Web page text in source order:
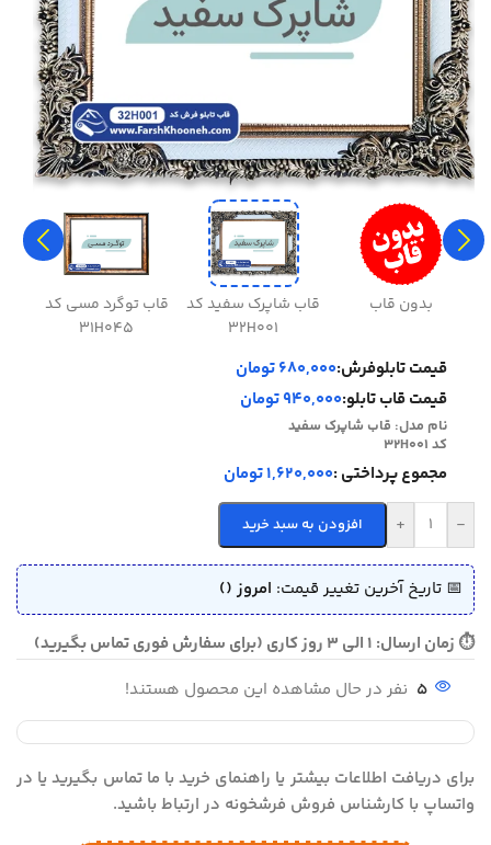
بدون قاب
قاب شاپرک سفید کد
32H001
قاب توگرد مسی کد
31H045
قیمت تابلوفرش:680,000 تومان
قیمت قاب تابلو:940,000 تومان
نام مدل: قاب شاپرک سفید
کد 32H001
مجموع پرداختی :1,620,000 تومان
-
+ افزودن به سبد خرید
📅 تاریخ آخرین تغییر قیمت: امروز ()
⏱ زمان ارسال: 1 الی 3 روز کاری (برای سفارش فوری تماس بگیرید)
5 نفر در حال مشاهده این محصول هستند!
برای دریافت اطلاعات بیشتر یا راهنمای خرید با ما تماس بگیرید یا در
واتساپ با کارشناس فروش فرشخونه در ارتباط باشید.